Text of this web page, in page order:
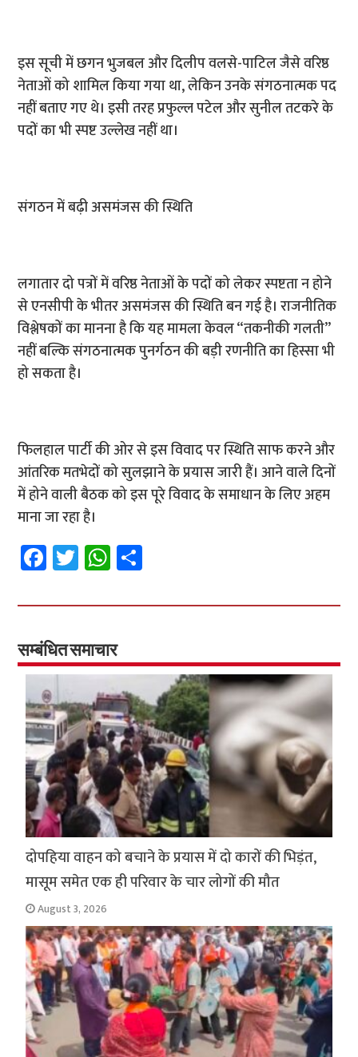
इस सूची में छगन भुजबल और दिलीप वलसे-पाटिल जैसे वरिष्ठ
नेताओं को शामिल किया गया था, लेकिन उनके संगठनात्मक पद
नहीं बताए गए थे। इसी तरह प्रफुल्ल पटेल और सुनील तटकरे के
पदों का भी स्पष्ट उल्लेख नहीं था।
संगठन में बढ़ी असमंजस की स्थिति
लगातार दो पत्रों में वरिष्ठ नेताओं के पदों को लेकर स्पष्टता न होने
से एनसीपी के भीतर असमंजस की स्थिति बन गई है। राजनीतिक
विश्लेषकों का मानना है कि यह मामला केवल “तकनीकी गलती”
नहीं बल्कि संगठनात्मक पुनर्गठन की बड़ी रणनीति का हिस्सा भी
हो सकता है।
फिलहाल पार्टी की ओर से इस विवाद पर स्थिति साफ करने और
आंतरिक मतभेदों को सुलझाने के प्रयास जारी हैं। आने वाले दिनों
में होने वाली बैठक को इस पूरे विवाद के समाधान के लिए अहम
माना जा रहा है।
Fa
ce
b
o
o
k
T
wi
tt
er
W
h
at
sA
p
p
ar
सम्बंधित समाचार
दोपहिया वाहन को बचाने के प्रयास में दो कारों की भिड़ंत,
मासूम समेत एक ही परिवार के चार लोगों की मौत
August 3, 2026